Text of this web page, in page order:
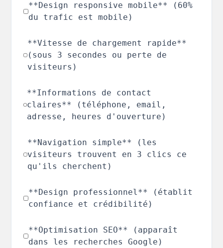
**Design responsive mobile** (60%
du trafic est mobile)
**Vitesse de chargement rapide**
(sous 3 secondes ou perte de
visiteurs)
**Informations de contact
claires** (téléphone, email,
adresse, heures d'ouverture)
**Navigation simple** (les
visiteurs trouvent en 3 clics ce
qu'ils cherchent)
**Design professionnel** (établit
confiance et crédibilité)
**Optimisation SEO** (apparaît
dans les recherches Google)